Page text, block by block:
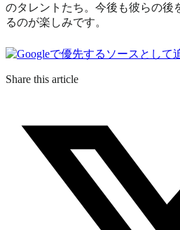
のタレントたち。今後も彼らの後
るのが楽しみです。
Share this article